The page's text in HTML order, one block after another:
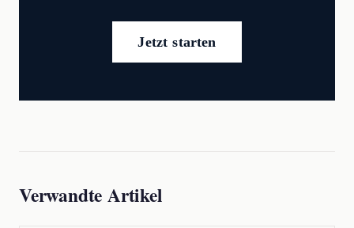
Jetzt starten
Verwandte Artikel